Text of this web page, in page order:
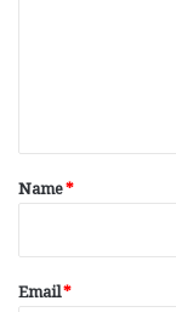
*
Name*
Email*